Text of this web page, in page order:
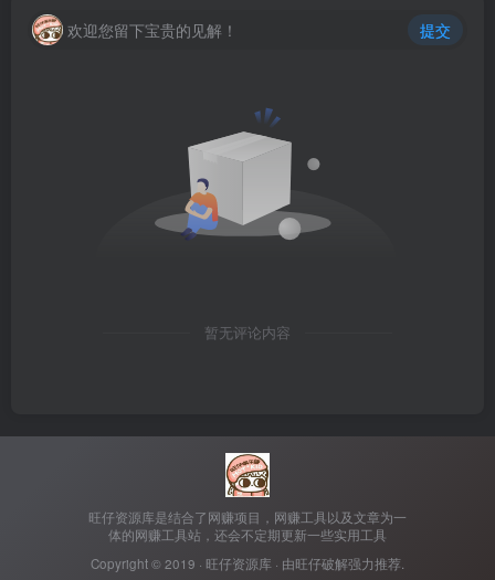
欢迎您留下宝贵的见解！ 提交
暂无评论内容
旺仔资源库是结合了网赚项目，网赚工具以及文章为一
体的网赚工具站，还会不定期更新一些实用工具
Copyright © 2019 · 旺仔资源库 · 由旺仔破解强力推荐.